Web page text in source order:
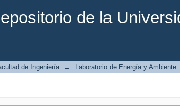
de la
de Ingeniería → Laboratorio de Energía y Ambiente